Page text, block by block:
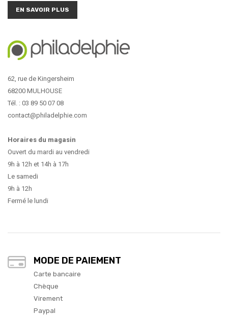
EN SAVOIR PLUS
62, rue de Kingersheim
68200 MULHOUSE
Tél. : 03 89 50 07 08
contact@philadelphie.com
Horaires du magasin
Ouvert du mardi au vendredi
9h à 12h et 14h à 17h
Le samedi
9h à 12h
Fermé le lundi
MODE DE PAIEMENT
Carte bancaire
Chèque
Virement
Paypal